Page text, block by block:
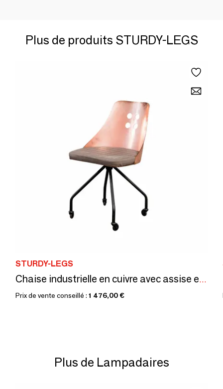
Plus de produits STURDY-LEGS
STURDY-LEGS
Chaise industrielle en cuivre avec assise en cuir
Prix de vente conseillé : 1 476,00 €
Plus de Lampadaires